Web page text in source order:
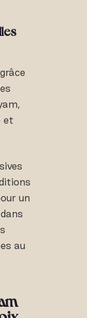
et
un
au